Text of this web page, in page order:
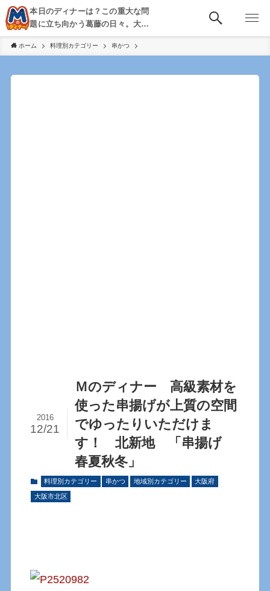
本日のディナーは？この重大な問
題に立ち向かう葛藤の日々。大
阪・京都・神戸を中心とした食べ
歩き、飲み歩きを綴る。
ホーム 料理別カテゴリー 串かつ
Ｍのディナー 高級素材を
使った串揚げが上質の空間
でゆったりいただけま
す！ 北新地 「串揚げ
春夏秋冬」
2016
12/21
料理別カテゴリー 串かつ 地域別カテゴリー 大阪府
大阪市北区